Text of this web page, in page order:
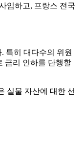
임하고, 프랑스 전국
특히 대다수의 위원
금리 인하를 단행할
실물 자산에 대한 선